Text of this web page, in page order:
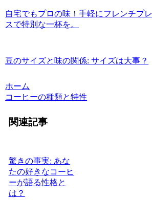
自宅でもプロの味！手軽にフレンチプレ
スで特別な一杯を。
豆のサイズと味の関係: サイズは大事？
ホーム
コーヒーの種類と特性
関連記事
驚きの事実: あな
たの好きなコーヒ
ーが語る性格と
は？